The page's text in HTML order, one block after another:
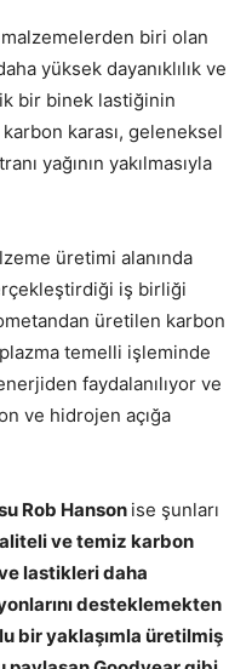
biri olan
yüksek dayanıklılık ve
bir binek lastiğinin
karbon karası, geleneksel
yağının yakılmasıyla
üretimi alanında
iş birliği
üretilen karbon
temelli işleminde
faydalanılıyor ve
ve hidrojen açığa
Rob Hanson ise şunları
ve temiz karbon
lastikleri daha
desteklemekten
bir yaklaşımla üretilmiş